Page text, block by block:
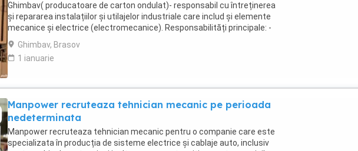
Ghimbav( producatoare de carton ondulat)- responsabil cu întreținerea
și repararea instalațiilor și utilajelor industriale care includ și elemente
mecanice și electrice (electromecanice). Responsabilități principale: -
monitorizeaza și execută ...
Ghimbav, Brasov
1 ianuarie
Manpower recruteaza tehnician mecanic pe perioada
nedeterminata
Manpower recruteaza tehnician mecanic pentru o companie care este
specializata în producția de sisteme electrice și cablaje auto, inclusiv